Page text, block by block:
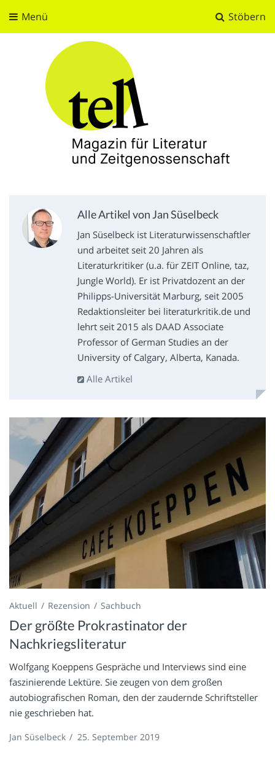
Stöbern
Menü
Alle Artikel von Jan Süselbeck
Jan Süselbeck ist Literaturwissenschaftler
und arbeitet seit 20 Jahren als
Literaturkritiker (u.a. für ZEIT Online, taz,
Jungle World). Er ist Privatdozent an der
Philipps-Universität Marburg, seit 2005
Redaktionsleiter bei literaturkritik.de und
lehrt seit 2015 als DAAD Associate
Professor of German Studies an der
University of Calgary, Alberta, Kanada.
Alle Artikel
Aktuell Rezension Sachbuch
Der größte Prokrastinator der
Nachkriegsliteratur
Wolfgang Koeppens Gespräche und Interviews sind eine
faszinierende Lektüre. Sie zeugen von dem großen
autobiografischen Roman, den der zaudernde Schriftsteller
nie geschrieben hat.
Jan Süselbeck / 25. September 2019